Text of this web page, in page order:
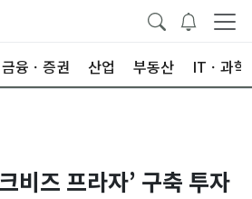
금융ㆍ증권 산업 부동산 ITㆍ과학
비즈 프라자’ 구축 투자